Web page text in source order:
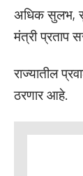
अधिक सुलभ,
मंत्री प्रताप
राज्यातील
ठरणार आहे.